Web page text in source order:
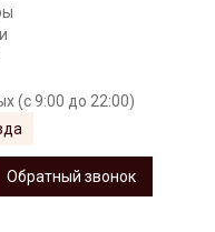
(с 9:00 до 22:00)
Обратный звонок